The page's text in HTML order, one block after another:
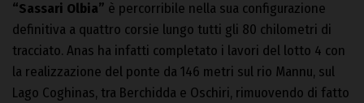
“Sassari Olbia” è percorribile nella sua configurazione
definitiva a quattro corsie lungo tutti gli 80 chilometri di
tracciato. Anas ha infatti completato i lavori del lotto 4 con
la realizzazione del ponte da 146 metri sul rio Mannu, sul
Lago Coghinas, tra Berchidda e Oschiri, rimuovendo di fatto